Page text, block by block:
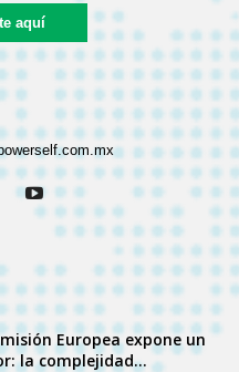
aquí
Europea expone un
la complejidad...